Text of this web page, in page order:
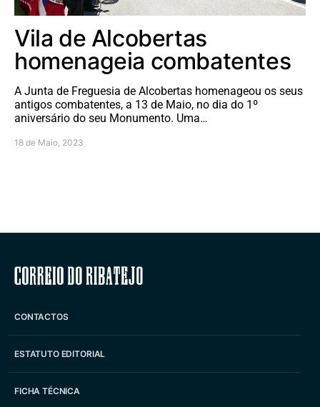
Vila de Alcobertas
homenageia combatentes
A Junta de Freguesia de Alcobertas homenageou os seus
antigos combatentes, a 13 de Maio, no dia do 1º
aniversário do seu Monumento. Uma…
18 de Maio, 2023
Correio do Ribatejo
CONTACTOS
ESTATUTO EDITORIAL
FICHA TÉCNICA